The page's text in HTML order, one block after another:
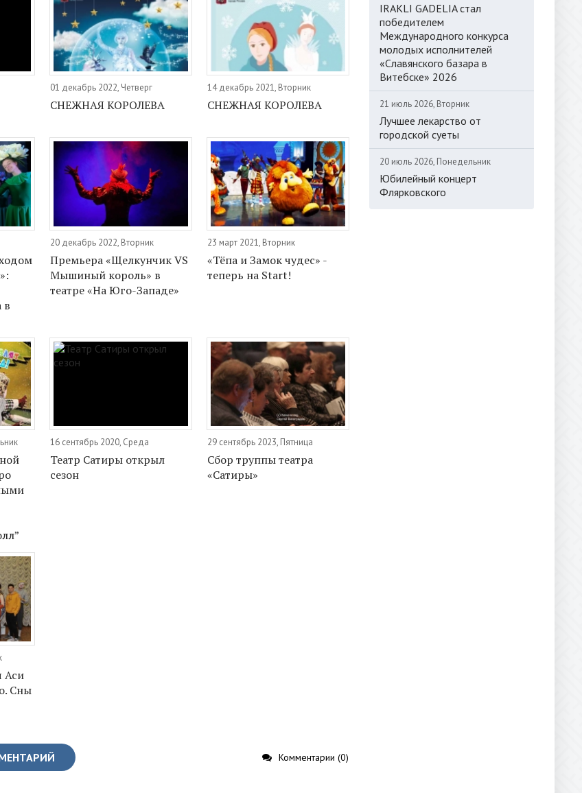
01 декабрь 2022, Четверг
СНЕЖНАЯ КОРОЛЕВА
14 декабрь 2021, Вторник
СНЕЖНАЯ КОРОЛЕВА
в
20 декабрь 2022, Вторник
Премьера «Щелкунчик VS
Мышиный король» в
театре «На Юго-Западе»
23 март 2021, Вторник
«Тёпа и Замок чудес» -
теперь на Start!
16 сентябрь 2020, Среда
Театр Сатиры открыл
сезон
29 сентябрь 2023, Пятница
Сбор труппы театра
«Сатиры»
Аси
Сны
Комментарии (0)
IRAKLI GADELIA стал
победителем
Международного конкурса
молодых исполнителей
«Славянского базара в
Витебске» 2026
21 июль 2026, Вторник
Лучшее лекарство от
городской суеты
20 июль 2026, Понедельник
Юбилейный концерт
Флярковского